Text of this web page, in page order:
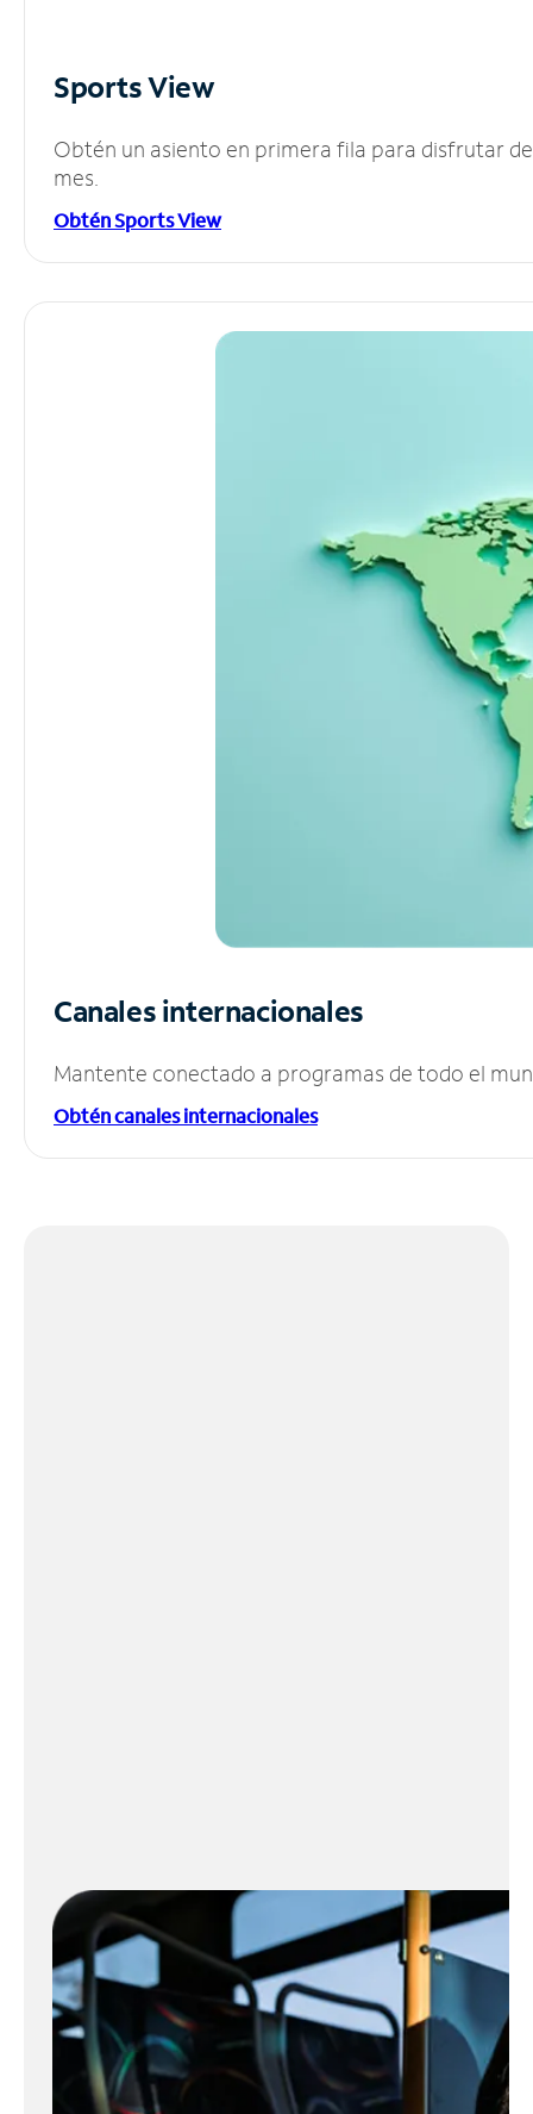
Sports View
Obtén un asiento en primera fila para disfrutar
mes.
Obtén Sports View
Canales internacionales
Mantente conectado a programas de todo el
Obtén canales internacionales